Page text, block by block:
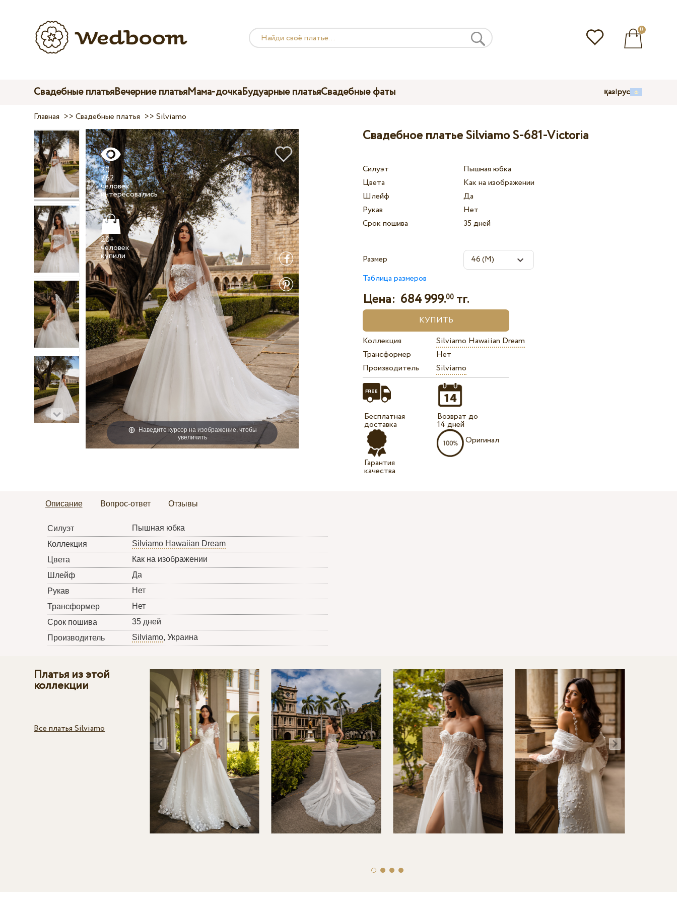
0
Свадебные платьяВечерние платьяМама-дочкаБудуарные платьяСвадебные фаты қаз|рус
Главная >>Свадебные платья >>Silviamo
Наведите курсор на изображение, чтобы
увеличить
20
762
человек
интересовались
20+
человек
Свадебное платье Silviamo S-681-Victoria
Силуэт
Пышная юбка
Цвета
Как на изображении
Шлейф
Да
Рукав
Нет
Срок пошива
35 дней
Размер
Таблица размеров
Цена: 684 999.00 тг.
Коллекция
Silviamo Hawaiian Dream
Трансформер
Нет
Производитель
Silviamo
Бесплатная
доставка
Гарантия
качества
Возврат до
14 дней
Оригинал
Описание Вопрос-ответ Отзывы
Силуэт
Пышная юбка
Коллекция
Silviamo Hawaiian Dream
Цвета
Как на изображении
Шлейф
Да
Рукав
Нет
Трансформер
Нет
Срок пошива
35 дней
Производитель
Silviamo, Украина
Платья из этой
коллекции
Все платья Silviamo